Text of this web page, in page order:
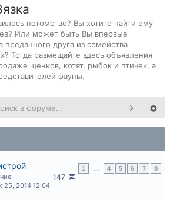
потомство? Вы хотите найти ему
Или может быть Вы впервые
преданного друга из семейства
Тогда размещайте здесь объявления
щенков, котят, рыбок и птичек, а
фауны.
1 … 4 5 6 7 8
147
25, 2014 12:04